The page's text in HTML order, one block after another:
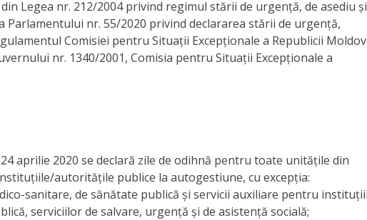
Legea nr. 212/2004 privind regimul stării de urgență, de asediu
Parlamentului nr. 55/2020 privind declararea stării de urgență,
Comisiei pentru Situații Excepționale a Republicii
nr. 1340/2001, Comisia pentru Situații Excepționale a
aprilie 2020 se declară zile de odihnă pentru toate unitățile din
autoritățile publice la autogestiune, cu excepția:
sanitare, de sănătate publică și servicii auxiliare pentru
serviciilor de salvare, urgență și de asistență socială;